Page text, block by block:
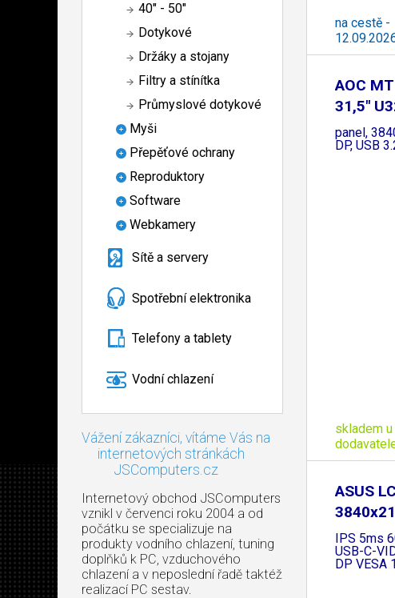
40" - 50"
Dotykové
Držáky a stojany
Filtry a stínítka
Průmyslové dotykové
Myši
Přepěťové ochrany
Reproduktory
Software
Webkamery
Sítě a servery
Spotřební elektronika
Telefony a tablety
Vodní chlazení
Vážení zákazníci, vítáme Vás na
internetových stránkách
JSComputers.cz
Internetový obchod JSComputers
vznikl v červenci roku 2004 a od
počátku se specializuje na
produkty vodního chlazení, tuning
doplňků k PC, vzduchového
chlazení a v neposlední řadě taktéž
realizací PC sestav.
na cestě -
AOC
31,5"
panel,
DP, USB
skladem u
ASUS
IPS 5ms
USB-C-
DP VESA